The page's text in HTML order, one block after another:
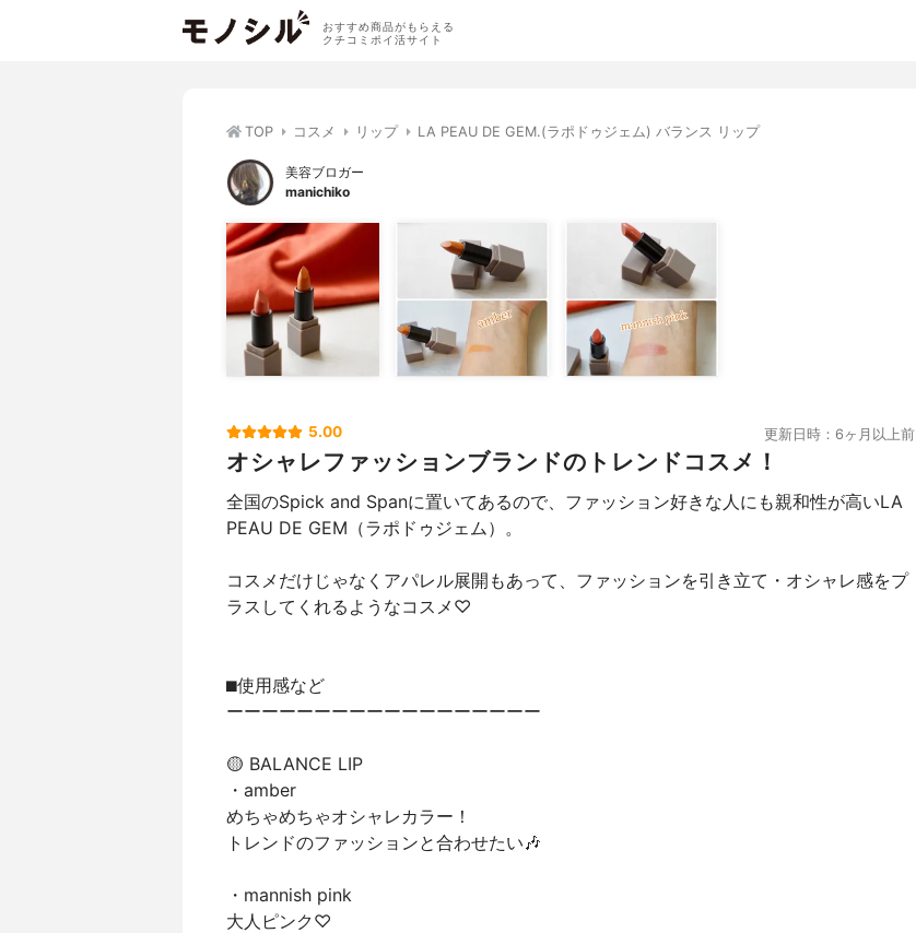
おすすめ商品がもらえる
クチコミポイ活サイト
TOP コスメ リップ LA PEAU DE GEM.(ラポドゥジェム) バランス リップ
美容ブロガー
manichiko
5.00 更新日時：6ヶ月以上前
オシャレファッションブランドのトレンドコスメ！
全国のSpick and Spanに置いてあるので、ファッション好きな人にも親和性が高いLA
PEAU DE GEM（ラポドゥジェム）。
コスメだけじゃなくアパレル展開もあって、ファッションを引き立て・オシャレ感をプ
ラスしてくれるようなコスメ♡
⬛︎使用感など
ーーーーーーーーーーーーーーーーーー
🟡 BALANCE LIP
・amber
めちゃめちゃオシャレカラー！
トレンドのファッションと合わせたい🎶
・mannish pink
大人ピンク♡